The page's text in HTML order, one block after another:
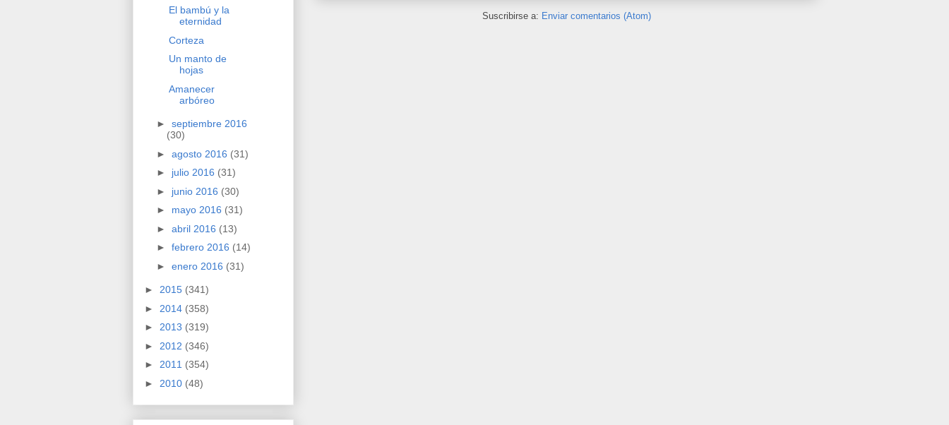
Suscribirse a: Enviar comentarios (Atom)
El bambú y la
eternidad
Corteza
Un manto de
hojas
Amanecer
arbóreo
► septiembre 2016
(30)
► agosto 2016 (31)
► julio 2016 (31)
► junio 2016 (30)
► mayo 2016 (31)
► abril 2016 (13)
► febrero 2016 (14)
► enero 2016 (31)
► 2015 (341)
► 2014 (358)
► 2013 (319)
► 2012 (346)
► 2011 (354)
► 2010 (48)